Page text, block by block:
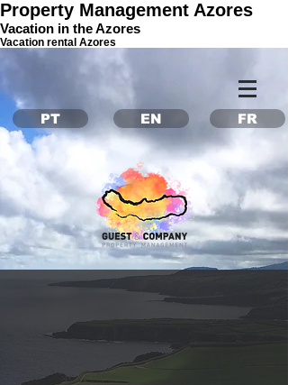
Property Management Azores
Vacation in the Azores
Vacation rental Azores
PT EN FR